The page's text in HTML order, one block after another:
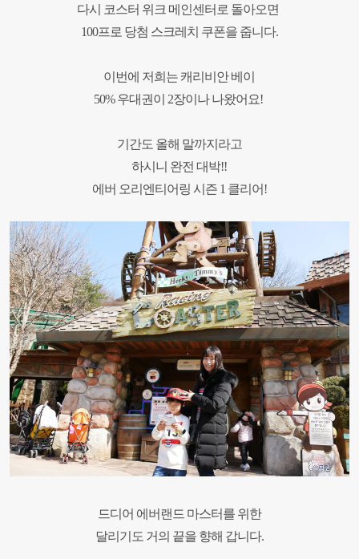
다시 코스터 위크 메인센터로 돌아오면
100프로 당첨 스크레치 쿠폰을 줍니다.
이번에 저희는 캐리비안 베이
50%우대권이 2장이나 나왔어요!
기간도 올해 말까지라고
하시니 완전 대박!!
에버 오리엔티어링 시즌 1 클리어!
드디어 에버랜드 마스터를 위한
달리기도 거의 끝을 향해 갑니다.